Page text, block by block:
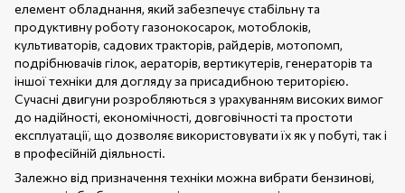
елемент обладнання, який забезпечує стабільну та
продуктивну роботу газонокосарок, мотоблоків,
культиваторів, садових тракторів, райдерів, мотопомп,
подрібнювачів гілок, аераторів, вертикутерів, генераторів та
іншої техніки для догляду за присадибною територією.
Сучасні двигуни розробляються з урахуванням високих вимог
до надійності, економічності, довговічності та простоти
експлуатації, що дозволяє використовувати їх як у побуті, так і
в професійній діяльності.
Залежно від призначення техніки можна вибрати бензинові,